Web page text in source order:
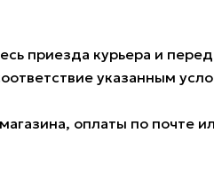
приезда курьера и
указанным
оплаты по почте